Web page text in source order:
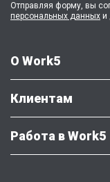
О Work5
Клиентам
Работа в Work5
Отправляя форму, вы
персональных данных и